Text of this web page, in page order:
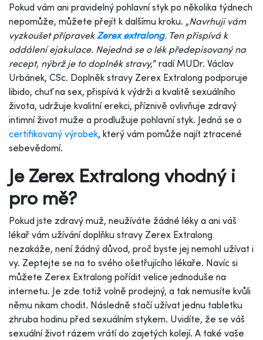
Pokud vám ani pravidelný pohlavní styk po několika týdnech
nepomůže, můžete přejít k dalšímu kroku. „Navrhuji vám
vyzkoušet přípravek Zerex extralong. Ten přispívá k
oddálení ejakulace. Nejedná se o lék předepisovaný na
recept, nýbrž je to doplněk stravy,” radí MUDr. Václav
Urbánek, CSc. Doplněk stravy Zerex Extralong podporuje
libido, chuť na sex, přispívá k výdrži a kvalitě sexuálního
života, udržuje kvalitní erekci, příznivě ovlivňuje zdravý
intimní život muže a prodlužuje pohlavní styk. Jedná se o
certifikovaný výrobek, který vám pomůže najít ztracené
sebevědomí.
Je Zerex Extralong vhodný i
pro mě?
Pokud jste zdravý muž, neužíváte žádné léky a ani váš
lékař vám užívání doplňku stravy Zerex Extralong
nezakáže, není žádný důvod, proč byste jej nemohl užívat i
vy. Zeptejte se na to svého ošetřujícího lékaře. Navíc si
můžete Zerex Extralong pořídit velice jednoduše na
internetu. Je zde totiž volně prodejný, a tak nemusíte kvůli
němu nikam chodit. Následně stačí užívat jednu tabletku
zhruba hodinu před sexuálním stykem. Uvidíte, že se váš
sexuální život rázem vrátí do zajetých kolejí. A také vaše